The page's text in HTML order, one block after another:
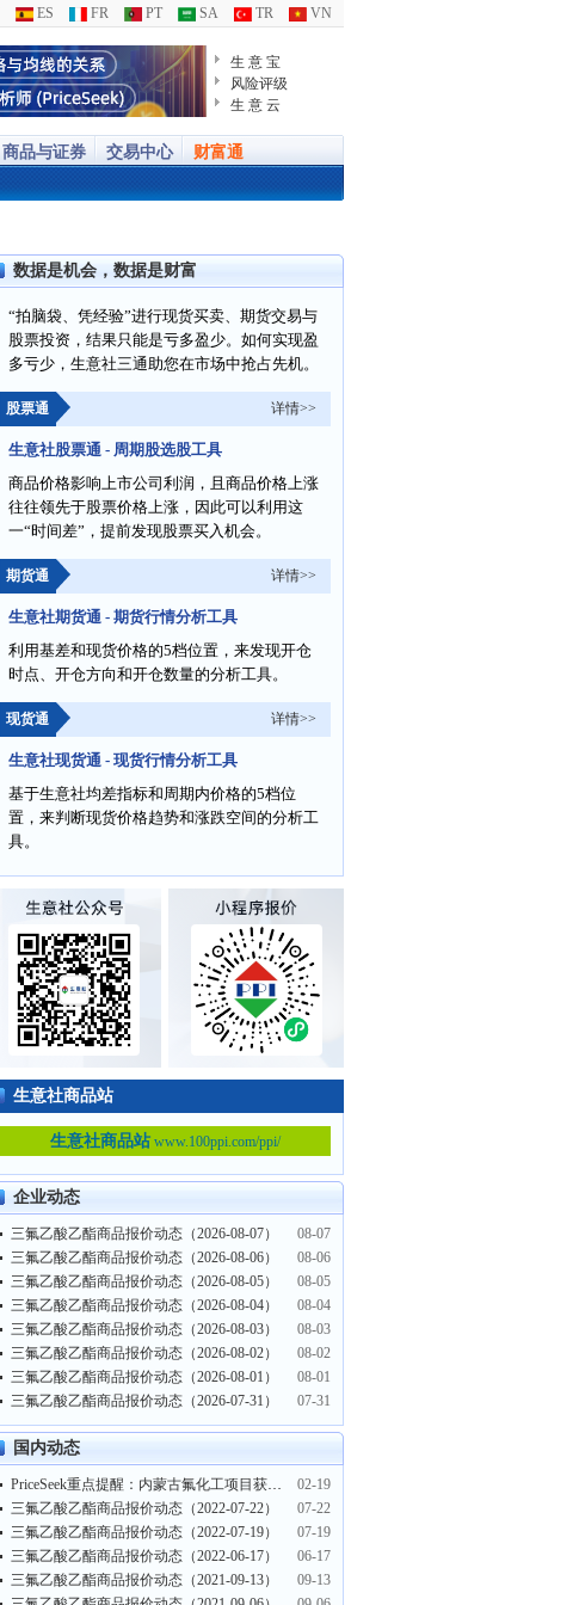
ES FR PT SA TR VN
生 意 宝
风险评级
生 意 云
商品与证券 交易中心 财富通
数据是机会，数据是财富
“拍脑袋、凭经验”进行现货买卖、期货交易与
股票投资，结果只能是亏多盈少。如何实现盈
多亏少，生意社三通助您在市场中抢占先机。
股票通 详情>>
生意社股票通 - 周期股选股工具
商品价格影响上市公司利润，且商品价格上涨
往往领先于股票价格上涨，因此可以利用这
一“时间差”，提前发现股票买入机会。
期货通 详情>>
生意社期货通 - 期货行情分析工具
利用基差和现货价格的5档位置，来发现开仓
时点、开仓方向和开仓数量的分析工具。
现货通 详情>>
生意社现货通 - 现货行情分析工具
基于生意社均差指标和周期内价格的5档位
置，来判断现货价格趋势和涨跌空间的分析工
具。
生意社商品站
生意社商品站www.100ppi.com/ppi/
企业动态
三氟乙酸乙酯商品报价动态（2026-08-07）
08-07
三氟乙酸乙酯商品报价动态（2026-08-06）
08-06
三氟乙酸乙酯商品报价动态（2026-08-05）
08-05
三氟乙酸乙酯商品报价动态（2026-08-04）
08-04
三氟乙酸乙酯商品报价动态（2026-08-03）
08-03
三氟乙酸乙酯商品报价动态（2026-08-02）
08-02
三氟乙酸乙酯商品报价动态（2026-08-01）
08-01
三氟乙酸乙酯商品报价动态（2026-07-31）
07-31
国内动态
PriceSeek重点提醒：内蒙古氟化工项目获批投产
02-19
三氟乙酸乙酯商品报价动态（2022-07-22）
07-22
三氟乙酸乙酯商品报价动态（2022-07-19）
07-19
三氟乙酸乙酯商品报价动态（2022-06-17）
06-17
三氟乙酸乙酯商品报价动态（2021-09-13）
09-13